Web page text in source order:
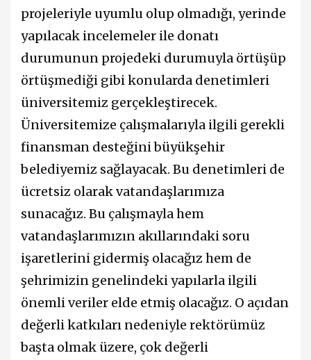
projeleriyle uyumlu olup olmadığı, yerinde
yapılacak incelemeler ile donatı
durumunun projedeki durumuyla örtüşüp
örtüşmediği gibi konularda denetimleri
üniversitemiz gerçekleştirecek.
Üniversitemize çalışmalarıyla ilgili gerekli
finansman desteğini büyükşehir
belediyemiz sağlayacak. Bu denetimleri de
ücretsiz olarak vatandaşlarımıza
sunacağız. Bu çalışmayla hem
vatandaşlarımızın akıllarındaki soru
işaretlerini gidermiş olacağız hem de
şehrimizin genelindeki yapılarla ilgili
önemli veriler elde etmiş olacağız. O açıdan
değerli katkıları nedeniyle rektörümüz
başta olmak üzere, çok değerli